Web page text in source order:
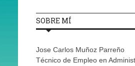
SOBRE MÍ
Jose Carlos Muñoz Parreño
Técnico de Empleo en